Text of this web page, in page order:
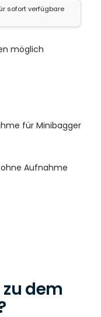
sofort verfügbare
möglich
für Minibagger
Aufnahme
dem